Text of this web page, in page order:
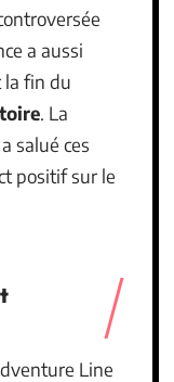
a aussi
la fin du
. La
a salué ces
positif sur le
Line